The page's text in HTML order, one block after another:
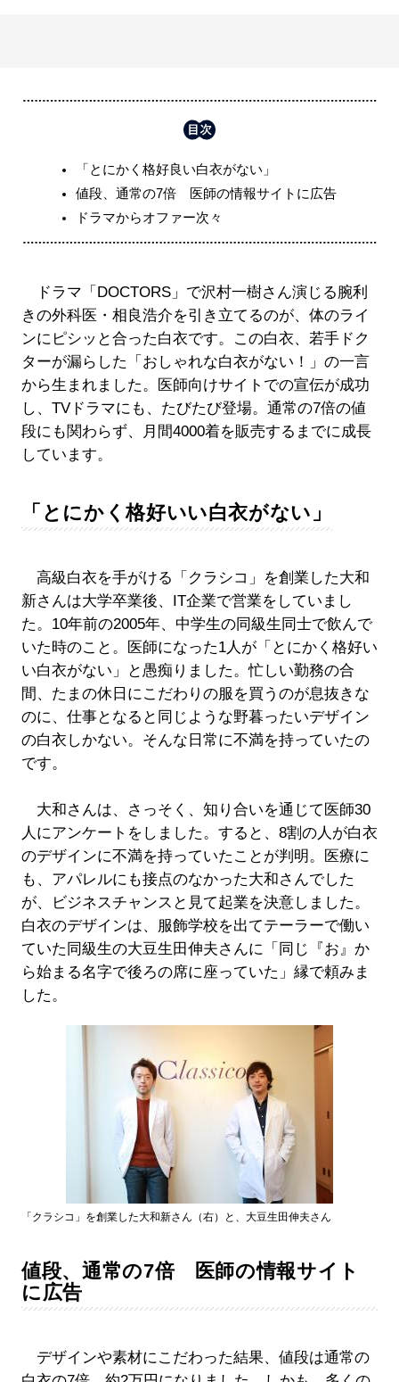
「とにかく格好良い白衣がない」
値段、通常の7倍 医師の情報サイトに広告
ドラマからオファー次々
ドラマ「DOCTORS」で沢村一樹さん演じる腕利
きの外科医・相良浩介を引き立てるのが、体のライ
ンにピシッと合った白衣です。この白衣、若手ドク
ターが漏らした「おしゃれな白衣がない！」の一言
から生まれました。医師向けサイトでの宣伝が成功
し、TVドラマにも、たびたび登場。通常の7倍の値
段にも関わらず、月間4000着を販売するまでに成長
しています。
「とにかく格好いい白衣がない」
高級白衣を手がける「クラシコ」を創業した大和
新さんは大学卒業後、IT企業で営業をしていまし
た。10年前の2005年、中学生の同級生同士で飲んで
いた時のこと。医師になった1人が「とにかく格好い
い白衣がない」と愚痴りました。忙しい勤務の合
間、たまの休日にこだわりの服を買うのが息抜きな
のに、仕事となると同じような野暮ったいデザイン
の白衣しかない。そんな日常に不満を持っていたの
です。
大和さんは、さっそく、知り合いを通じて医師30
人にアンケートをしました。すると、8割の人が白衣
のデザインに不満を持っていたことが判明。医療に
も、アパレルにも接点のなかった大和さんでした
が、ビジネスチャンスと見て起業を決意しました。
白衣のデザインは、服飾学校を出てテーラーで働い
ていた同級生の大豆生田伸夫さんに「同じ『お』か
ら始まる名字で後ろの席に座っていた」縁で頼みま
した。
「クラシコ」を創業した大和新さん（右）と、大豆生田伸夫さん
値段、通常の7倍 医師の情報サイト
に広告
デザインや素材にこだわった結果、値段は通常の